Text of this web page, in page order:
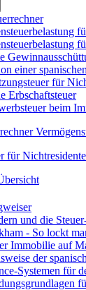
einer
für
Erbschaftsteuer
beim
für
und die
- So lockt
Immobilie auf
der
Systemen für